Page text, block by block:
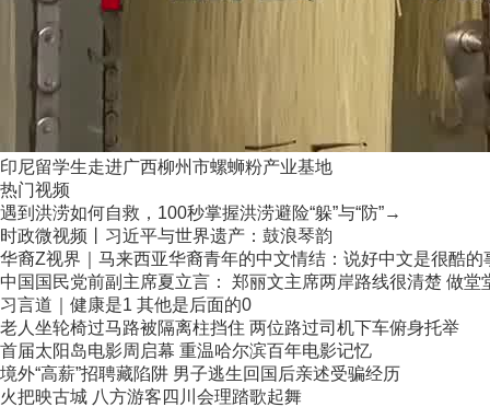
印尼留学生走进广西柳州市螺蛳粉产业基地
热门视频
遇到洪涝如何自救，100秒掌握洪涝避险“躲”与“防”→
时政微视频丨习近平与世界遗产：鼓浪琴韵
华裔Z视界｜马来西亚华裔青年的中文情结：说好中文是很酷的
中国国民党前副主席夏立言： 郑丽文主席两岸路线很清楚 做堂
习言道｜健康是1 其他是后面的0
老人坐轮椅过马路被隔离柱挡住 两位路过司机下车俯身托举
首届太阳岛电影周启幕 重温哈尔滨百年电影记忆
境外“高薪”招聘藏陷阱 男子逃生回国后亲述受骗经历
火把映古城 八方游客四川会理踏歌起舞